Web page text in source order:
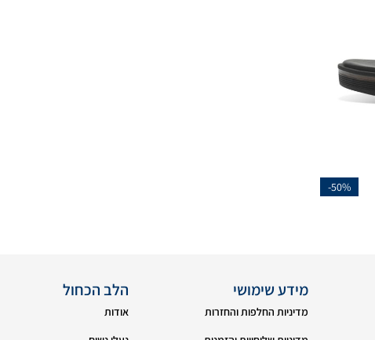
-50%
מידע שימושי
מדיניות החלפות והחזרות
הלב הכחול
אודות